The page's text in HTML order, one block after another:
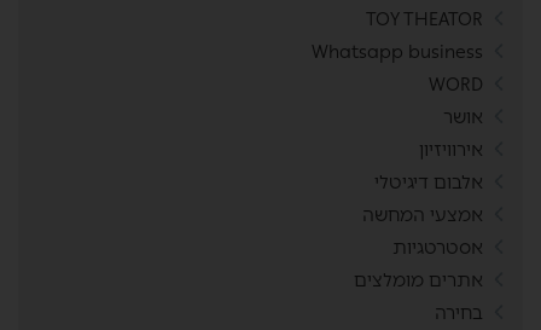
TOY THEATOR
Whatsapp business
WORD
אושר
אירוויזיון
אלבום דיגיטלי
אמצעי המחשה
אסטרטגיות
אתרים מומלצים
בחירה